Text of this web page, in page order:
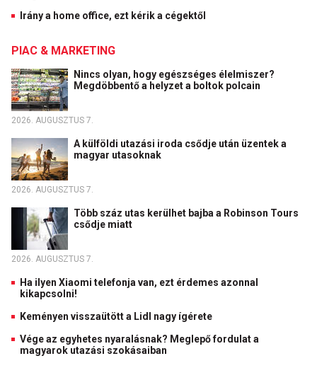
Irány a home office, ezt kérik a cégektől
PIAC & MARKETING
Nincs olyan, hogy egészséges élelmiszer?
Megdöbbentő a helyzet a boltok polcain
2026. AUGUSZTUS 7.
A külföldi utazási iroda csődje után üzentek a
magyar utasoknak
2026. AUGUSZTUS 7.
Több száz utas kerülhet bajba a Robinson Tours
csődje miatt
2026. AUGUSZTUS 7.
Ha ilyen Xiaomi telefonja van, ezt érdemes azonnal
kikapcsolni!
Keményen visszaütött a Lidl nagy ígérete
Vége az egyhetes nyaralásnak? Meglepő fordulat a
magyarok utazási szokásaiban